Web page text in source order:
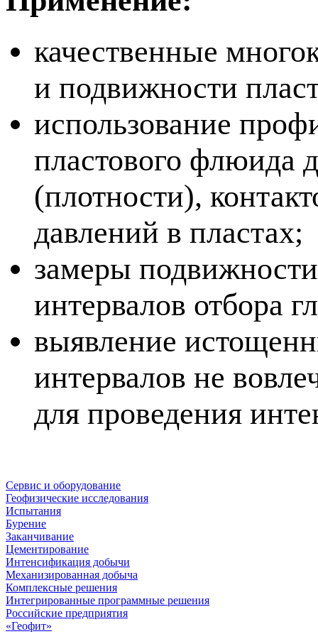
качественные
и подвижности
использование
пластового флюида
(плотности),
давлений в пластах;
замеры
интервалов отбора
выявление
интервалов не
для проведения
Сервис и оборудование
Геофизические исследования
Испытания
Бурение
Заканчивание
Цементирование
Интенсификация добычи
Механизированная добыча
Комплексные решения
Интегрированные программные решения
Российские предприятия
«Геофит»